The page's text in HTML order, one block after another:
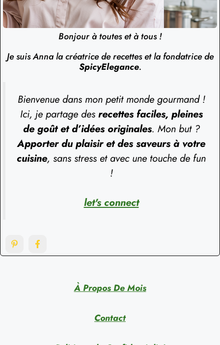
Bonjour à toutes et à tous !
Je suis Anna la créatrice de recettes et la fondatrice de
SpicyElegance.
Bienvenue dans mon petit monde gourmand !
Ici, je partage des recettes faciles, pleines
de goût et d’idées originales. Mon but ?
Apporter du plaisir et des saveurs à votre
cuisine, sans stress et avec une touche de fun
!
let's connect
À Propos De Mois
Contact